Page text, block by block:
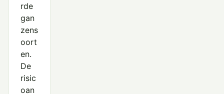
rde
gan
zens
oort
en.
De
risic
oan